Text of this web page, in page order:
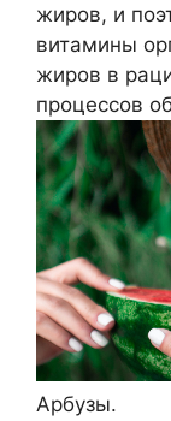
жиров, и
витамины
жиров в
процессов
Арбузы.